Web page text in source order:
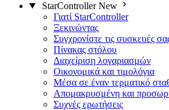
StarController New
Γιατί StarController
Ξεκινώντας
Συγχρονίστε τις συσκευές
Πίνακας στόλου
Διαχείριση λογαριασμών
Οικονομικά και τιμολόγια
Μέσα σε έναν τερματικό
Απομακρυσμένη και
Συχνές ερωτήσεις